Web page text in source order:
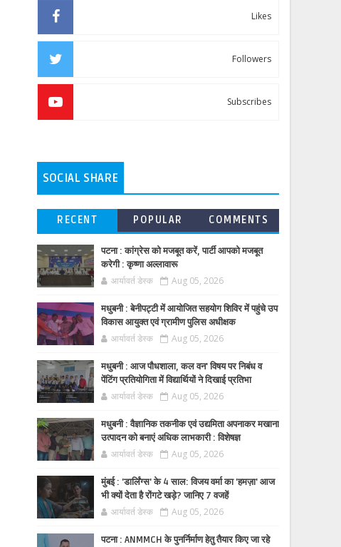
Likes
Followers
Subscribes
SOCIAL SHARE
RECENT POPULAR COMMENTS
पटना : कांग्रेस को मजबूत करें, पार्टी आपको मजबूत
करेगी : कृष्णा अल्लावारू
आर्यावर्त डेस्क Aug 05, 2026
मधुबनी : बेनीपट्टी में आयोजित सहयोग शिविर में पहुंचे उप
विकास आयुक्त एवं ग्रामीण पुलिस अधीक्षक
आर्यावर्त डेस्क Aug 05, 2026
मधुबनी : आज पौधशाला, कल वन' विषय पर निबंध व
पेंटिंग प्रतियोगिता में विद्यार्थियों ने दिखाई प्रतिभा
आर्यावर्त डेस्क Aug 05, 2026
मधुबनी : वैज्ञानिक तकनीक एवं उद्यमिता अपनाकर मखाना
उत्पादन को बनाएं अधिक लाभकारी : विशेषज्ञ
आर्यावर्त डेस्क Aug 05, 2026
मुंबई : 'डार्लिंग्स' के 4 साल: विजय वर्मा का 'हमज़ा' आज
भी क्यों देता है रोंगटे खड़े? जानिए 7 वजहें
आर्यावर्त डेस्क Aug 05, 2026
पटना : ANMMCH के पुनर्निर्माण हेतु तैयार किए जा रहे